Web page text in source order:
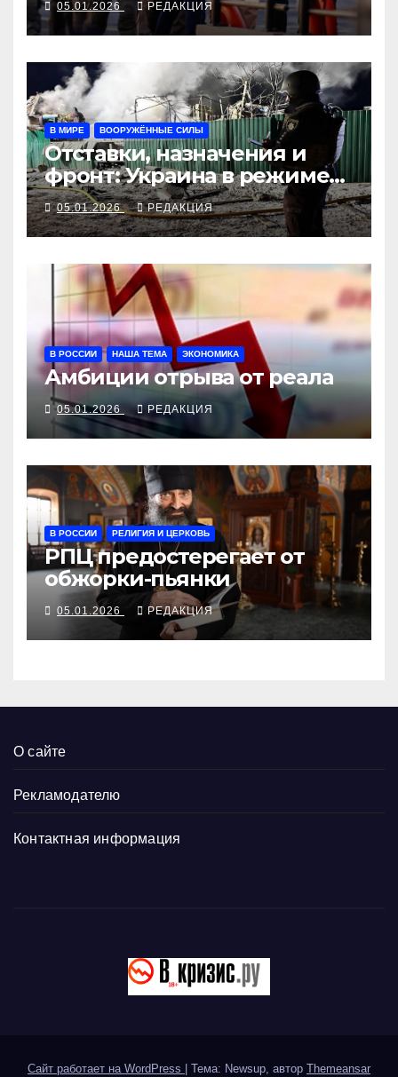
05.01.2026 РЕДАКЦИЯ
В МИРЕ ВООРУЖЁННЫЕ СИЛЫ
Отставки, назначения и
фронт: Украина в режиме
войны
05.01.2026 РЕДАКЦИЯ
В РОССИИ НАША ТЕМА ЭКОНОМИКА
Амбиции отрыва от реала
05.01.2026 РЕДАКЦИЯ
В РОССИИ РЕЛИГИЯ И ЦЕРКОВЬ
РПЦ предостерегает от
обжорки-пьянки
05.01.2026 РЕДАКЦИЯ
О сайте
Рекламодателю
Контактная информация
Сайт работает на WordPress | Тема: Newsup, автор Themeansar